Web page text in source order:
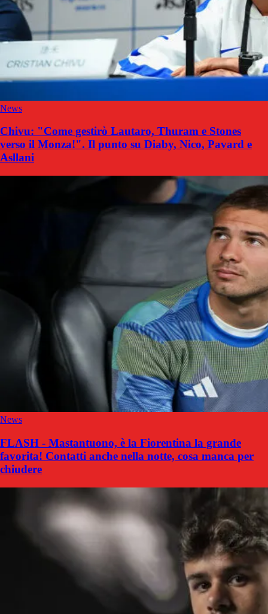
News
Chivu: "Come gestirò Lautaro, Thuram e Stones
verso il Monza!". Il punto su Diaby, Nico, Pavard e
Asllani
News
FLASH - Mastantuono, è la Fiorentina la grande
favorita! Contatti anche nella notte, cosa manca per
chiudere